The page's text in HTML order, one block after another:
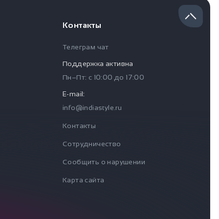
Контакты
Телеграм чат
Поддержка активна
Пн–Пт: с 10:00 до 17:00
E-mail:
info@indiastyle.ru
Контакты
Сотрудничество
Сообщить о нарушении
Карта сайта